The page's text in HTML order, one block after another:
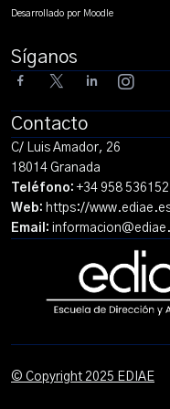
Desarrollado por Moodle
Contacto
C/ Luis Amador, 26
18014 Granada
Teléfono: +34 958 536152
Web: https://
Email:
Síganos
© Copyright 2025 EDIAE